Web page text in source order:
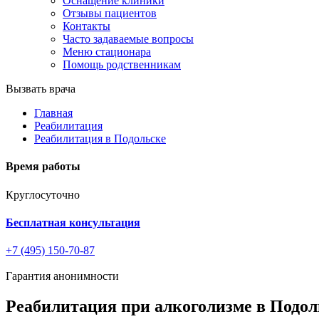
Отзывы пациентов
Контакты
Часто задаваемые вопросы
Меню стационара
Помощь родственникам
Вызвать врача
Главная
Реабилитация
Реабилитация в Подольске
Время работы
Круглосуточно
Бесплатная консультация
+7 (495) 150-70-87
Гарантия анонимности
Реабилитация при алкоголизме в